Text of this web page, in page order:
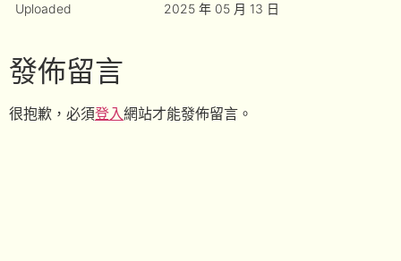
Uploaded 2025 年 05 月 13 日
發佈留言
很抱歉，必須登入網站才能發佈留言。